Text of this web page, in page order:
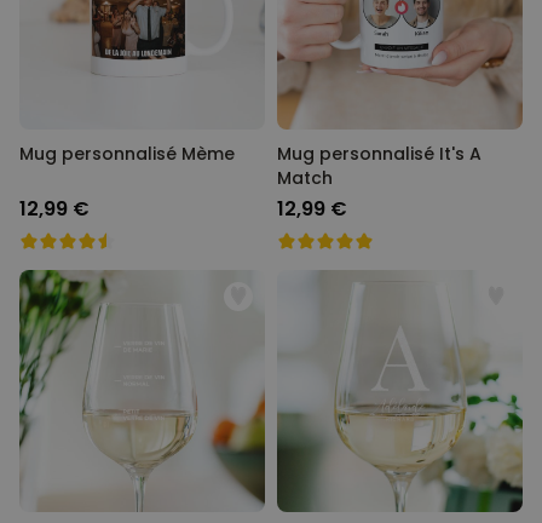
Mug personnalisé Mème
12,99 €
Mug personnalisé It's A
Match
12,99 €